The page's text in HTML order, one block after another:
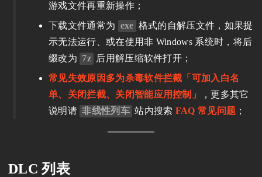
游戏文件再重新操作；
下载文件通常为 exe 格式的自解压文件，如果提
示无法运行、或在使用非 Windows 系统时，将后
缀改为 7z 后用解压缩软件打开；
常见失效原因多为杀毒软件拦截「可加入白名
单、关闭拦截、关闭智能应用控制」
，更多其它
说明请 非线性列车 站内搜索 FAQ 常见问题 ；
DLC 列表